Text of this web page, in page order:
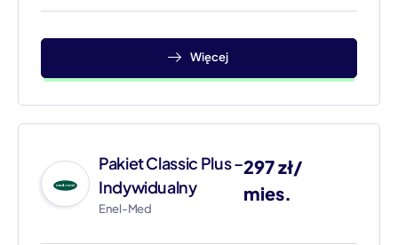
Więcej
Pakiet Classic Plus –
Indywidualny
Enel-Med
297 zł/
mies.​